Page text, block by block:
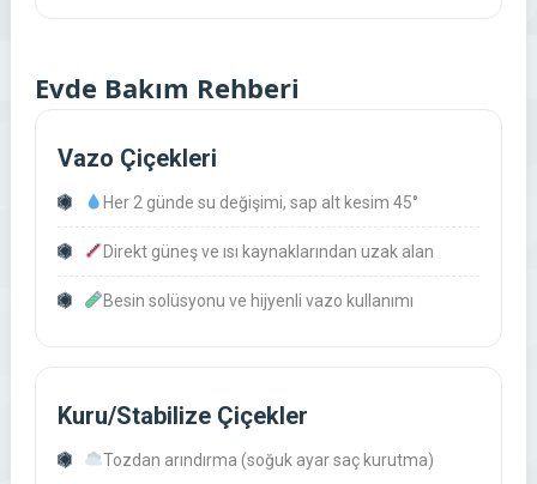
Evde Bakım Rehberi
Vazo Çiçekleri
Her 2 günde su değişimi, sap alt kesim 45°
Direkt güneş ve ısı kaynaklarından uzak alan
Besin solüsyonu ve hijyenli vazo kullanımı
Kuru/Stabilize Çiçekler
Tozdan arındırma (soğuk ayar saç kurutma)